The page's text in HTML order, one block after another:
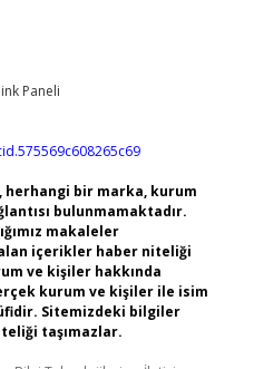
bir marka, kurum
bulunmamaktadır.
makaleler
içerikler haber niteliği
ve kişiler hakkında
kurum ve kişiler ile isim
Sitemizdeki bilgiler
taşımazlar.